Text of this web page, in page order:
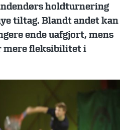
holdturnering
tiltag. Blandt andet kan
ende uafgjort, mens
mere fleksibilitet i